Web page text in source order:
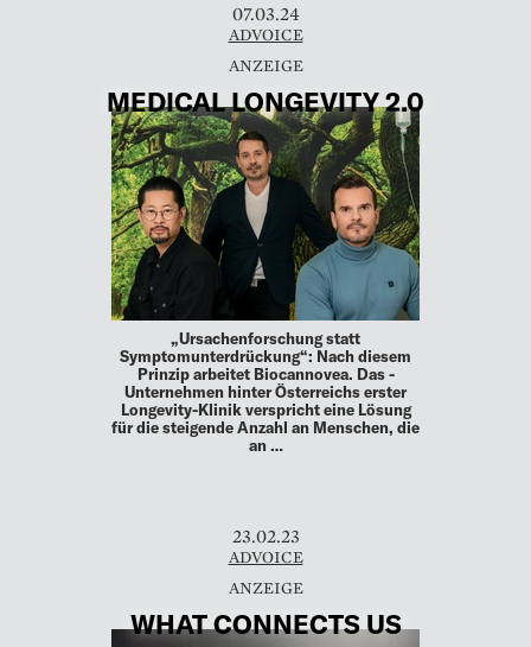
07.03.24
ADVOICE
MEDICAL LONGEVITY 2.0
„Ursachenforschung statt
Symptomunterdrückung“: Nach diesem
Prinzip arbeitet Biocannovea. Das ­
Unternehmen hinter Österreichs erster
Longevity-Klinik verspricht eine Lösung
für die steigende Anzahl an Menschen, die
an …
23.02.23
ADVOICE
WHAT CONNECTS US